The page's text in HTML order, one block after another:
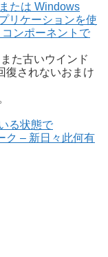
たは Windows
リケーションを使
ンポーネントで
た古いウインド
復されないおまけ
る状態で
ク – 新日々此何有